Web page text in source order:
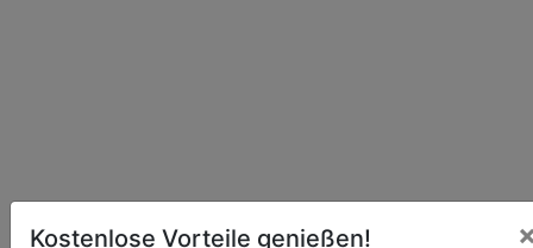
Kostenlose Vorteile genießen!